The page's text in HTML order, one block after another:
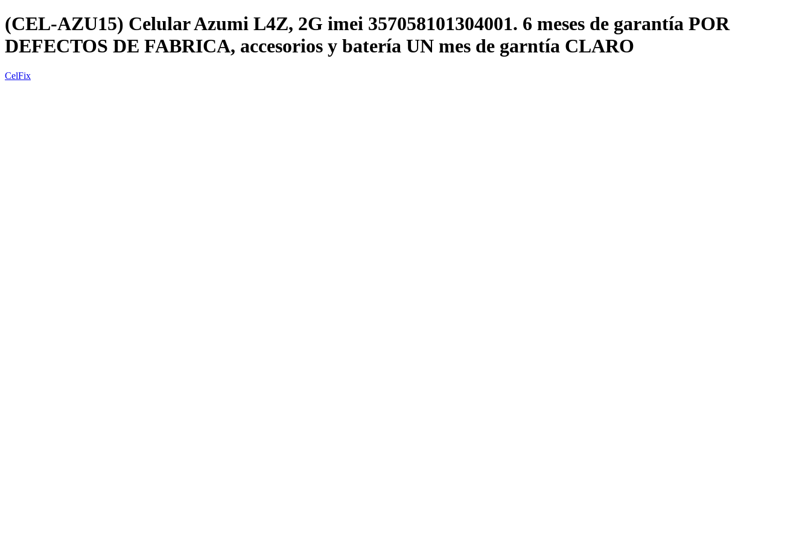
(CEL-AZU15) Celular Azumi L4Z, 2G imei 357058101304001. 6 meses de garantía POR
DEFECTOS DE FABRICA, accesorios y batería UN mes de garntía CLARO
CelFix